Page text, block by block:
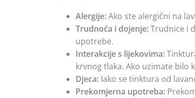
Alergije:Ako ste alergični na
Trudnoća i dojenje:Trudnice i
upotrebe.
Interakcije s lijekovima:
krvnog tlaka. Ako uzimate bilo
Djeca: Iako se tinktura od
Prekomjerna upotreba: